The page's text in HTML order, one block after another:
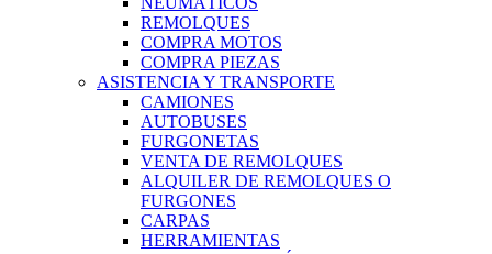
REMOLQUES
COMPRA MOTOS
COMPRA PIEZAS
ASISTENCIA Y TRANSPORTE
CAMIONES
AUTOBUSES
FURGONETAS
VENTA DE REMOLQUES
ALQUILER DE REMOLQUES O
FURGONES
CARPAS
HERRAMIENTAS